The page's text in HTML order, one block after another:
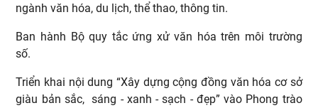
ngành văn hóa, du lịch, thể thao, thông tin.
Ban hành Bộ quy tắc ứng xử văn hóa trên môi trường
số.
Triển khai nội dung “Xây dựng cộng đồng văn hóa cơ sở
giàu bản sắc, sáng - xanh - sạch - đẹp” vào Phong trào